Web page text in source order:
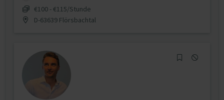
€100 - €115/Stunde
D-63639 Flörsbachtal